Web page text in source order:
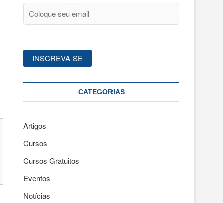
CATEGORIAS
Artigos
Cursos
Cursos Gratuitos
Eventos
Notícias